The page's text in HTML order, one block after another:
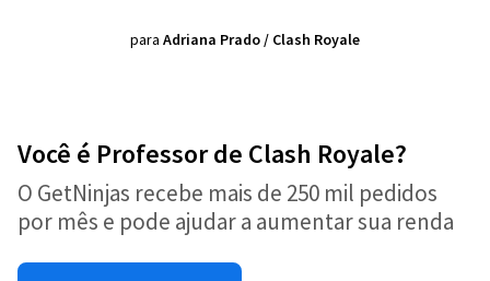
para Adriana Prado/ Clash Royale
Você é Professor de Clash Royale?
O GetNinjas recebe mais de 250 mil pedidos
por mês e pode ajudar a aumentar sua renda